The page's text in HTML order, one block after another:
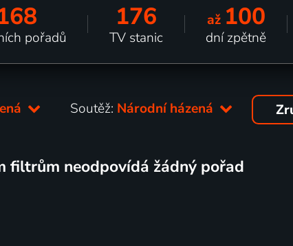
pořadů
176
TV stanic
až 100
dní zpětně
Soutěž: Národní házená
filtrům neodpovídá žádný pořad